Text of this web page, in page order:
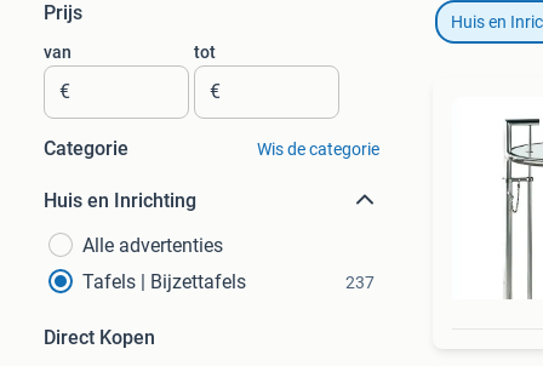
Prijs
van
€
tot
€
Categorie Wis de categorie
Huis en Inrichting
Alle advertenties
Tafels | Bijzettafels
237
Direct Kopen
Huis en